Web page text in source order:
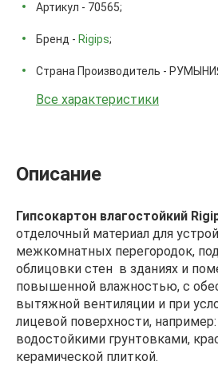
Артикул - 70565;
Бренд - Rigips;
Страна Производитель -
Все характеристики
Описание
Гипсокартон влагостойкий
отделочный материал для
межкомнатных перегородок,
облицовки стен в зданиях и
повышенной влажностью, с
вытяжной вентиляции и при
лицевой поверхности,
водостойкими грунтовками,
керамической плиткой.